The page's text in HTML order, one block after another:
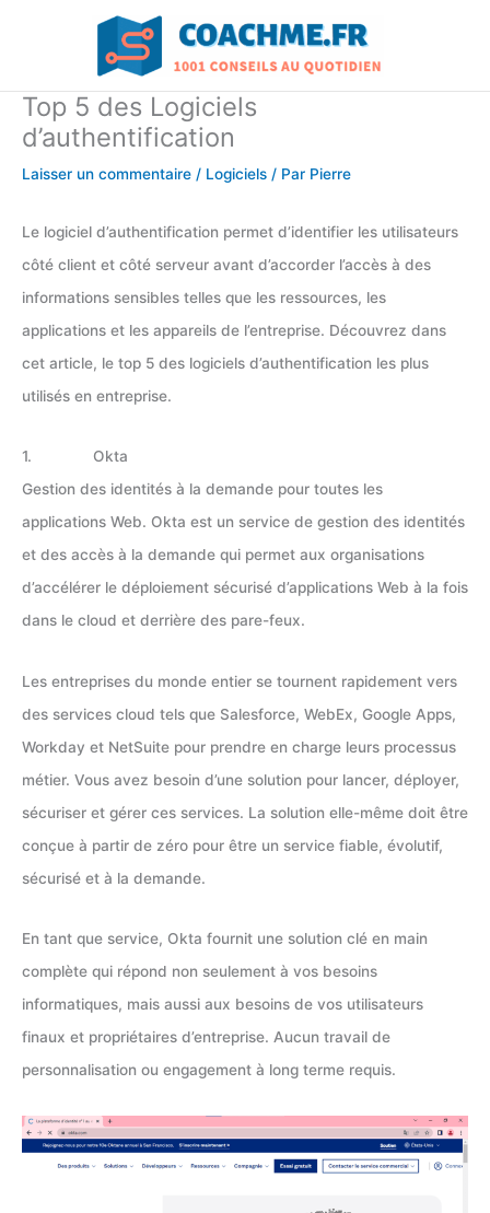
Top 5 des Logiciels
d’authentification
Laisser un commentaire / Logiciels / Par Pierre
Le logiciel d’authentification permet d’identifier les utilisateurs
côté client et côté serveur avant d’accorder l’accès à des
informations sensibles telles que les ressources, les
applications et les appareils de l’entreprise. Découvrez dans
cet article, le top 5 des logiciels d’authentification les plus
utilisés en entreprise.
1. Okta
Gestion des identités à la demande pour toutes les
applications Web. Okta est un service de gestion des identités
et des accès à la demande qui permet aux organisations
d’accélérer le déploiement sécurisé d’applications Web à la fois
dans le cloud et derrière des pare-feux.
Les entreprises du monde entier se tournent rapidement vers
des services cloud tels que Salesforce, WebEx, Google Apps,
Workday et NetSuite pour prendre en charge leurs processus
métier. Vous avez besoin d’une solution pour lancer, déployer,
sécuriser et gérer ces services. La solution elle-même doit être
conçue à partir de zéro pour être un service fiable, évolutif,
sécurisé et à la demande.
En tant que service, Okta fournit une solution clé en main
complète qui répond non seulement à vos besoins
informatiques, mais aussi aux besoins de vos utilisateurs
finaux et propriétaires d’entreprise. Aucun travail de
personnalisation ou engagement à long terme requis.